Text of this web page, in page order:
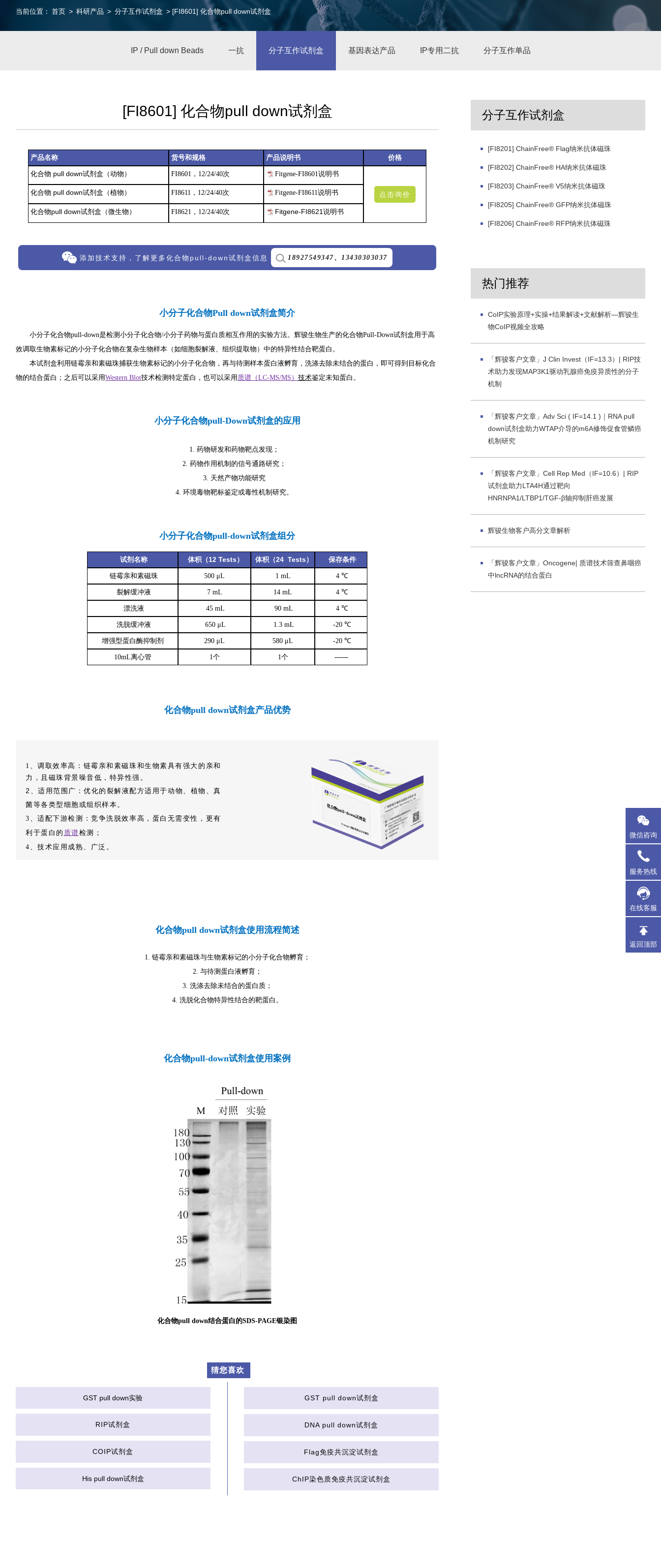
当前位置： 首页 > 科研产品 > 分子互作试剂盒 > [FI8601] 化合物pull down试剂盒
IP / Pull down Beads 一抗 分子互作试剂盒 基因表达产品 IP专用二抗 分子互作单品
[FI8601] 化合物pull down试剂盒
产品名称 货号和规格 产品说明书 价格
化合物 pull down试剂盒（动物） FI8601， 12/24/40次 Fitgene-FI8601说明书
点击询价
化合物 pull down试剂盒（植物） FI8611 ，12/24/40次 Fitgene-FI8611说明书
化合物pull down试剂盒（微生物） FI8621 ，12/24/40次 Fitgene-FI8621说明书
添加技术支持，了解更多化合物pull-down试剂盒信息 18927549347、13430303037
小分子化合物Pull down试剂盒简介
小分子化合物pull-down是检测小分子化合物/小分子药物与蛋白质相互作用的实验方法。辉骏生物生产的化合物Pull-Down试剂盒用于高
效调取生物素标记的小分子化合物在复杂生物样本（如细胞裂解液、组织提取物）中的特异性结合靶蛋白。
本试剂盒利用链霉亲和素磁珠捕获生物素标记的小分子化合物，再与待测样本蛋白液孵育，洗涤去除未结合的蛋白，即可得到目标化合
物的结合蛋白； 之后可以采用Western Blot技术检测特定蛋白，也可以采用 质谱（LC-MS/MS） 技术鉴定未知蛋白。
小分子化合物pull-Down试剂盒的应用
1. 药物研发和药物靶点发现；
2. 药物作用机制的信号通路研究；
3. 天然产物功能研究
4. 环境毒物靶标鉴定或毒性机制研究。
小分子化合物pull-down试剂盒组分
试剂名称 体积（12 Tests ） 体积（24 Tests ） 保存条件
链霉亲和素磁珠 500 μL 1 mL 4 ℃
裂解缓冲液 7 mL 14 mL 4 ℃
漂洗液 45 mL 90 mL 4 ℃
洗脱缓冲液 650 μL 1.3 mL -20 ℃
增强型蛋白酶抑制剂 290 μL 580 μL -20 ℃
10mL离心管 1个 1个 ——
化合物pull down试剂盒产品优势
1、调取效率高：链霉亲和素磁珠和生物素具有强大的亲和
力，且磁珠背景噪音低，特异性强。
2、适用范围广：优化的裂解液配方适用于动物、植物、真
菌等各类型细胞或组织样本。
3、适配下游检测：竞争洗脱效率高，蛋白无需变性，更有
利于蛋白的 质谱检测；
4、 技术应用成熟、广泛。
化合物pull down试剂盒使用流程简述
1. 链霉亲和素磁珠与生物素标记的小分子化合物孵育；
2. 与待测蛋白液孵育；
3. 洗涤去除未结合的蛋白质；
4. 洗脱化合物特异性结合的靶蛋白。
化合物pull-down试剂盒使用案例
化合物pull down结合蛋白的SDS-PAGE银染图
猜您喜欢
GST pull down实验
RIP试剂盒
COIP试剂盒
His pull down试剂盒
GST pull down试剂盒
DNA pull down试剂盒
Flag免疫共沉淀试剂盒
ChIP染色质免疫共沉淀试剂盒
分子互作试剂盒
[FI8201] ChainFree® Flag纳米抗体磁珠
[FI8202] ChainFree® HA纳米抗体磁珠
[FI8203] ChainFree® V5纳米抗体磁珠
[FI8205] ChainFree® GFP纳米抗体磁珠
[FI8206] ChainFree® RFP纳米抗体磁珠
热门推荐
CoIP实验原理+实操+结果解读+文献解析—辉骏生
物CoIP视频全攻略
「辉骏客户文章」J Clin Invest（IF=13.3）| RIP技
术助力发现MAP3K1驱动乳腺癌免疫异质性的分子
机制
「辉骏客户文章」Adv Sci ( IF=14.1 )｜RNA pull
down试剂盒助力WTAP介导的m6A修饰促食管鳞癌
机制研究
「辉骏客户文章」Cell Rep Med（IF=10.6）| RIP
试剂盒助力LTA4H通过靶向
HNRNPA1/LTBP1/TGF-β轴抑制肝癌发展
辉骏生物客户高分文章解析
「辉骏客户文章」Oncogene| 质谱技术筛查鼻咽癌
中lncRNA的结合蛋白
微信咨询
服务热线
在线客服
返回顶部